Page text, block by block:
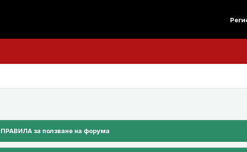
ПРАВИЛА за ползване на форума